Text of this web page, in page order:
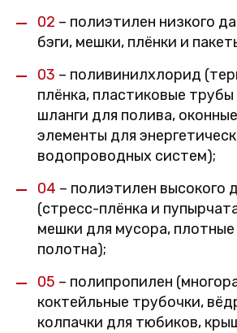
02 – полиэтилен низкого
бэги, мешки, плёнки и
03 – поливинилхлорид
плёнка, пластиковые
шланги для полива,
элементы для
водопроводных систем);
04 – полиэтилен высокого
(стресс-плёнка и
мешки для мусора,
полотна);
05 – полипропилен
коктейльные трубочки,
колпачки для тюбиков,